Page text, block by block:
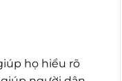
họ hiểu rõ